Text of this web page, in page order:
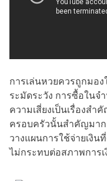
การเล่นหวยควรถูกมอง
ระมัดระวัง การซื้อในจ
ความเสี่ยงเป็นเรื่องส
ครอบครัวนั้นสำคัญมาก
วางแผนการใช้จ่ายเงิน
ไม่กระทบต่อสภาพการ